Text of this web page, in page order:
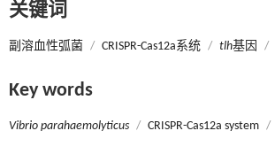
关键词
副溶血性弧菌 / CRISPR-Cas12a系统 / tlh基因 /
Key words
Vibrio parahaemolyticus / CRISPR-Cas12a system /